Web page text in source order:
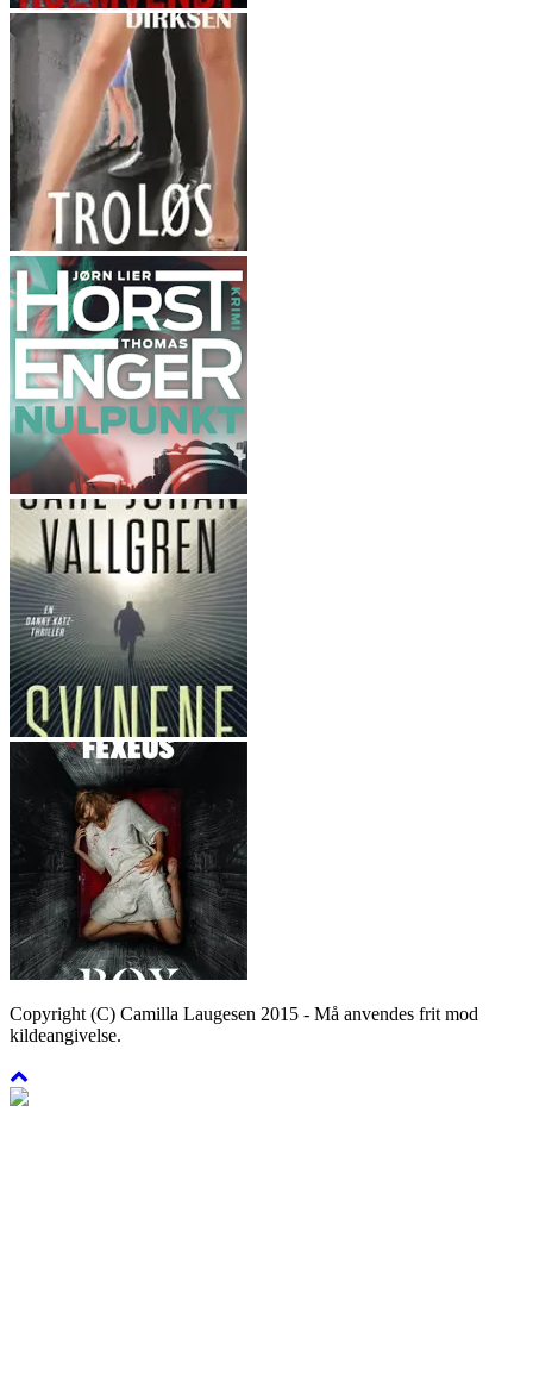
Copyright (C) Camilla Laugesen 2015 - Må anvendes frit mod
kildeangivelse.